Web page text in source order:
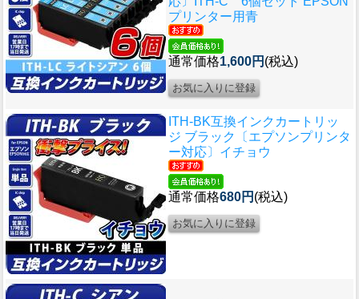
プリンター用青
通常価格1,600円 (税込)
ITH-BK互換インクカートリッ
ジ ブラック〔エプソンプリンタ
ー対応〕イチョウ
通常価格680円 (税込)